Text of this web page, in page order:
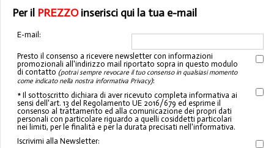
Per il PREZZOinserisci qui la tua e-mail
E-mail:
Presto il consenso a ricevere newsletter con informazioni
promozionali all'indirizzo mail riportato sopra in questo modulo
di contatto (potrai sempre revocare il tuo consenso in qualsiasi momento
come indicato nella nostra informativa Privacy):
* Il sottoscritto dichiara di aver ricevuto completa informativa ai
sensi dell'art. 13 del Regolamento UE 2016/679 ed esprime il
consenso al trattamento ed alla comunicazione dei propri dati
personali con particolare riguardo a quelli cosiddetti particolari
nei limiti, per le finalità e per la durata precisati nell'informativa.
Iscrivimi alla Newsletter: